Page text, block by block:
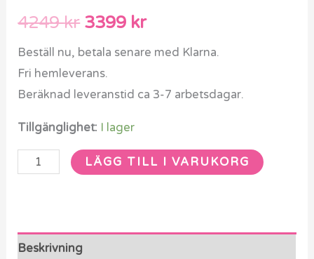
4249kr 3399 kr
Beställ nu, betala senare med Klarna.
Fri hemleverans.
Beräknad leveranstid ca 3-7 arbetsdagar.
Tillgänglighet: I lager
LÄGG TILL I VARUKORG
Beskrivning